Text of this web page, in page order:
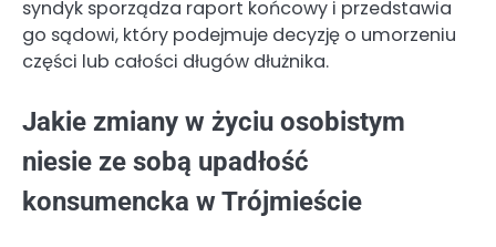
syndyk sporządza raport końcowy i przedstawia
go sądowi, który podejmuje decyzję o umorzeniu
części lub całości długów dłużnika.
Jakie zmiany w życiu osobistym
niesie ze sobą upadłość
konsumencka w Trójmieście